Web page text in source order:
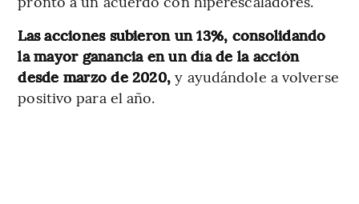
Las acciones subieron un 13%, consolidando
la mayor ganancia en un día de la acción
desde marzo de 2020,y ayudándole a volverse
positivo para el año.